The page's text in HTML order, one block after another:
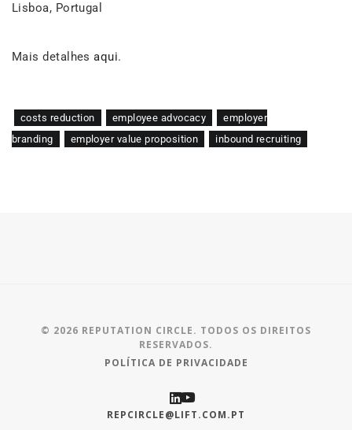
Lisboa, Portugal
Mais detalhesaqui.
costs reduction employee advocacy
employer
branding
employer value proposition inbound recruiting
© 2026 REPUTATION CIRCLE. TODOS OS DIREITOS
RESERVADOS.
POLÍTICA DE PRIVACIDADE
REPCIRCLE@LIFT.COM.PT